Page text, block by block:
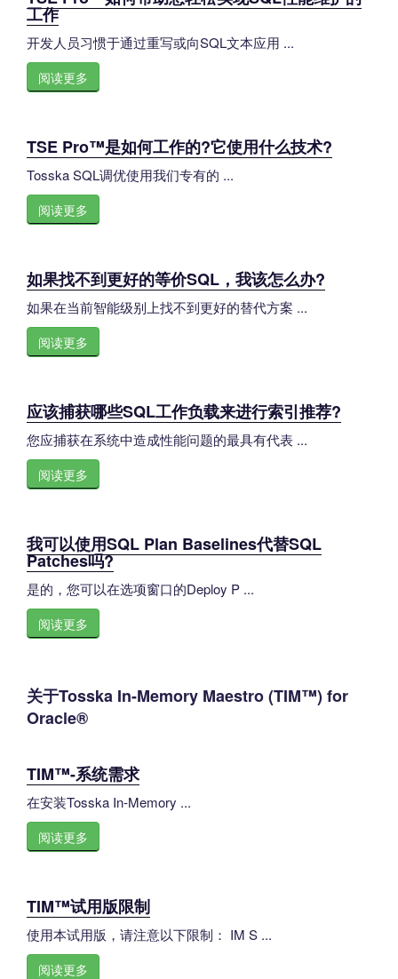
工作
开发人员习惯于通过重写或向SQL文本应用 ...
阅读更多
TSE Pro™是如何工作的?它使用什么技术?
Tosska SQL调优使用我们专有的 ...
阅读更多
如果找不到更好的等价SQL，我该怎么办?
如果在当前智能级别上找不到更好的替代方案 ...
阅读更多
应该捕获哪些SQL工作负载来进行索引推荐?
您应捕获在系统中造成性能问题的最具有代表 ...
阅读更多
我可以使用SQL Plan Baselines代替SQL
Patches吗?
是的，您可以在选项窗口的Deploy P ...
阅读更多
关于Tosska In-Memory Maestro (TIM™) for
Oracle®
TIM™-系统需求
在安装Tosska In-Memory ...
阅读更多
TIM™试用版限制
使用本试用版，请注意以下限制： IM S ...
阅读更多